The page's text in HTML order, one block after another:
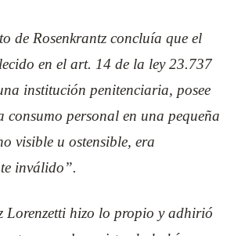
de Rosenkrantz concluía que el
en el art. 14 de la ley 23.737
institución penitenciaria, posee
consumo personal en una pequeña
visible u ostensible, era
inválido”.
Lorenzetti hizo lo propio y adhirió